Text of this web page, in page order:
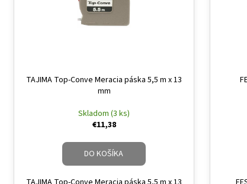
TAJIMA Top-Conve Meracia páska 5,5 m x 13
mm
Skladom (3 ks)
€11,38
DO KOŠÍKA